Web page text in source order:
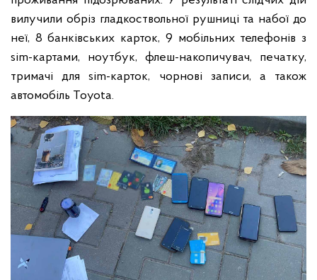
вилучили обріз гладкоствольної рушниці та набої до
неї, 8 банківських карток, 9 мобільних телефонів з
sim-картами, ноутбук, флеш-накопичувач, печатку,
тримачі для sim-карток, чорнові записи, а також
автомобіль Toyota.